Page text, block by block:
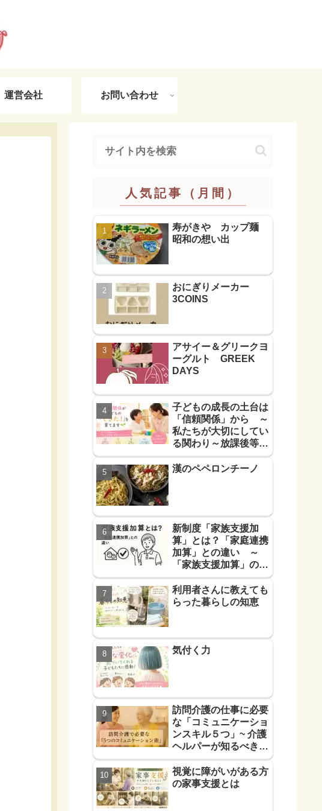
運営会社 お問い合わせ
人気記事（月間）
寿がきや カップ麺
昭和の想い出
おにぎりメーカー
3COINS
アサイー＆グリークヨ
ーグルト GREEK
DAYS
子どもの成長の土台は
「信頼関係」から ～
私たちが大切にしてい
る関わり～放課後等デ
イサービス
漢のペペロンチーノ
新制度「家族支援加
算」とは？「家庭連携
加算」との違い ～
「家族支援加算」の算
定要件と支援方法！を
解説します～
利用者さんに教えても
らった暮らしの知恵
気付く力
訪問介護の仕事に必要
な「コミュニケーショ
ンスキル５つ」~ 介護
ヘルパーが知るべき
「信頼に必要なコミュ
力５つ」~
視覚に障がいがある方
の家事支援とは